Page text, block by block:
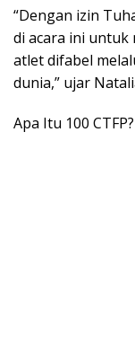
“Dengan izin
di acara ini untuk
atlet difabel
dunia,” ujar
Apa Itu 100 CTFP?